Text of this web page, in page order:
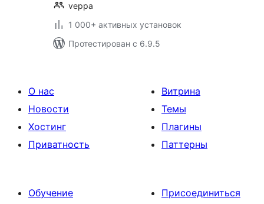
veppa
1 000+ активных установок
Протестирован с 6.9.5
О нас
Новости
Хостинг
Приватность
Витрина
Темы
Плагины
Паттерны
Обучение
Присоединиться